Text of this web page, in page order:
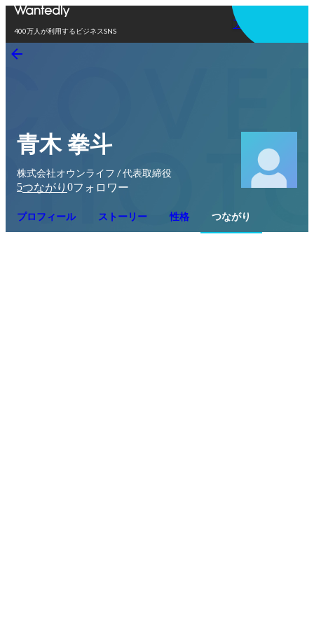
400万人が利用するビジネスSNS
アプリを使う
青木 拳斗
株式会社オウンライフ / 代表取締役
5つながり 0フォロワー
プロフィール ストーリー 性格 つながり